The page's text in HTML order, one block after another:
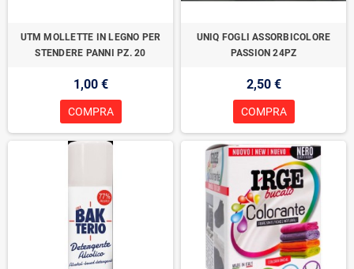
UTM MOLLETTE IN LEGNO PER
STENDERE PANNI PZ. 20
1,00 €
COMPRA
UNIQ FOGLI ASSORBICOLORE
PASSION 24PZ
2,50 €
COMPRA